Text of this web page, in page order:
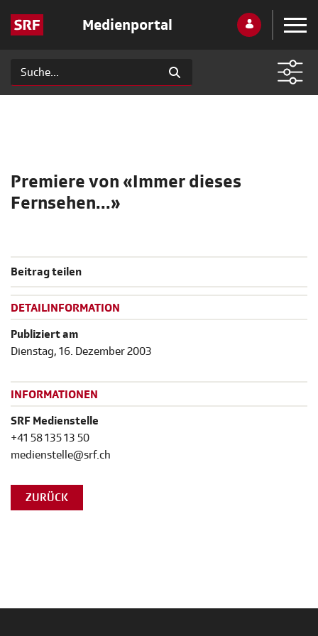
Medienportal
Premiere von «Immer dieses
Fernsehen...»
Beitrag teilen
DETAILINFORMATION
Publiziert am
Dienstag, 16. Dezember 2003
INFORMATIONEN
SRF Medienstelle
+41 58 135 13 50
medienstelle@srf.ch
ZURÜCK